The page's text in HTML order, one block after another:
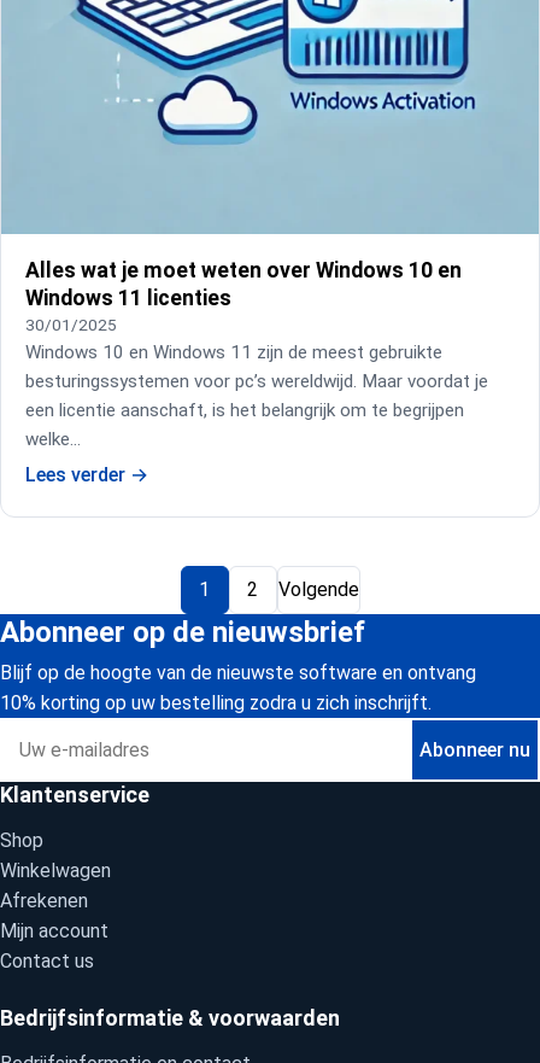
Alles wat je moet weten over Windows 10 en
Windows 11 licenties
30/01/2025
Windows 10 en Windows 11 zijn de meest gebruikte
besturingssystemen voor pc’s wereldwijd. Maar voordat je
een licentie aanschaft, is het belangrijk om te begrijpen
welke…
Lees verder →
Berichten paginering
1 2 Volgende
Abonneer op de nieuwsbrief
Blijf op de hoogte van de nieuwste software en ontvang
10% korting op uw bestelling zodra u zich inschrijft.
Abonneer nu
Klantenservice
Shop
Winkelwagen
Afrekenen
Mijn account
Contact us
Bedrijfsinformatie & voorwaarden